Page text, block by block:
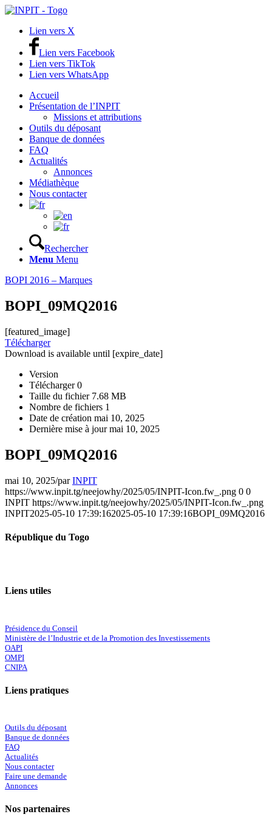
Lien vers X
Lien vers Facebook
Lien vers TikTok
Lien vers WhatsApp
Accueil
Présentation de l’INPIT
Missions et attributions
Outils du déposant
Banque de données
FAQ
Actualités
Annonces
Médiathèque
Nous contacter
Rechercher
Menu Menu
BOPI 2016 – Marques
BOPI_09MQ2016
[featured_image]
Télécharger
Download is available until [expire_date]
Version
Télécharger0
Taille du fichier 7.68 MB
Nombre de fichiers 1
Date de création mai 10, 2025
Dernière mise à jourmai 10, 2025
BOPI_09MQ2016
mai 10, 2025/parINPIT
https://www.inpit.tg/neejowhy/2025/05/INPIT-Icon.fw_.png 0 0
INPIT https://www.inpit.tg/neejowhy/2025/05/INPIT-Icon.fw_.png
INPIT2025-05-10 17:39:162025-05-10 17:39:16BOPI_09MQ2016
République du Togo
Liens utiles
Présidence du Conseil
Ministère de l’Industrie et de la Promotion des Investissements
OAPI
OMPI
CNIPA
Liens pratiques
Outils du déposant
Banque de données
FAQ
Actualités
Nous contacter
Faire une demande
Annonces
Nos partenaires